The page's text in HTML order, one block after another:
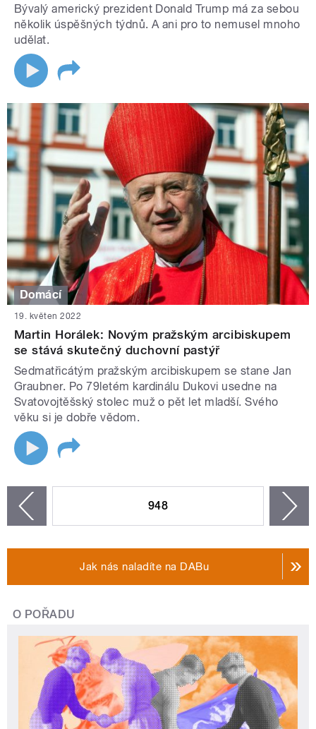
Bývalý americký prezident Donald Trump má za sebou
několik úspěšných týdnů. A ani pro to nemusel mnoho
udělat.
Domácí
19. květen 2022
Martin Horálek: Novým pražským arcibiskupem
se stává skutečný duchovní pastýř
Sedmatřicátým pražským arcibiskupem se stane Jan
Graubner. Po 79letém kardinálu Dukovi usedne na
Svatovojtěšský stolec muž o pět let mladší. Svého
věku si je dobře vědom.
948
Jak nás naladíte na DABu
O POŘADU